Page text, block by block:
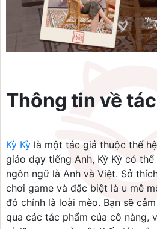
Thông tin về
Kỳ Kỳ là một tác giả thuộc thế
giáo dạy tiếng Anh, Kỳ Kỳ có
ngôn ngữ là Anh và Việt. Sở
chơi game và đặc biệt là u mê
đó chính là loài mèo. Bạn sẽ
qua các tác phẩm của cô nàng,